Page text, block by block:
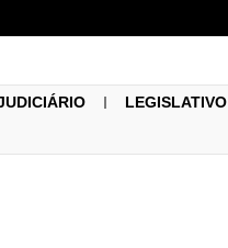
LEGISLATIVO